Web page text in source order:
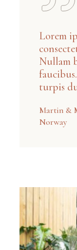
Lorem
Nullam
turpis
Martin &
Norway